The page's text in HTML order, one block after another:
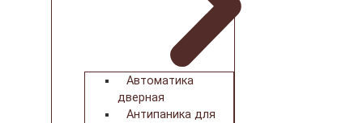
Автоматика
дверная
Антипаника для